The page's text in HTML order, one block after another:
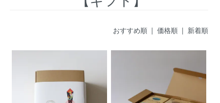
おすすめ順| 価格順| 新着順